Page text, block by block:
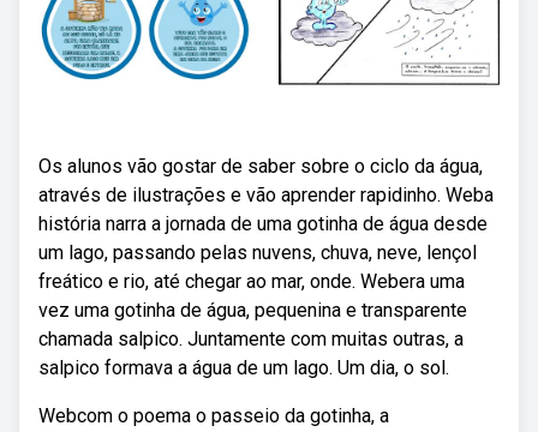
Os alunos vão gostar de saber sobre o ciclo da água,
através de ilustrações e vão aprender rapidinho. Weba
história narra a jornada de uma gotinha de água desde
um lago, passando pelas nuvens, chuva, neve, lençol
freático e rio, até chegar ao mar, onde. Webera uma
vez uma gotinha de água, pequenina e transparente
chamada salpico. Juntamente com muitas outras, a
salpico formava a água de um lago. Um dia, o sol.
Webcom o poema o passeio da gotinha, a